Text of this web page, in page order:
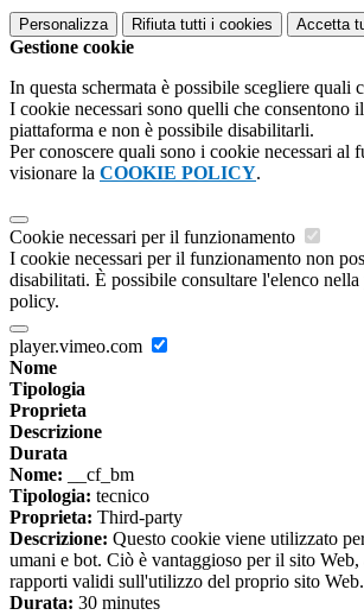
Personalizza Rifiuta tutti i cookies Accetta
Gestione cookie
In questa schermata è possibile scegliere quali
I cookie necessari sono quelli che consentono
piattaforma e non è possibile disabilitarli.
Per conoscere quali sono i cookie necessari al
visionare la COOKIE POLICY.
Cookie necessari per il funzionamento
I cookie necessari per il funzionamento non
disabilitati. È possibile consultare l'elenco
policy.
player.vimeo.com
Nome
Tipologia
Proprieta
Descrizione
Durata
Nome: __cf_bm
Tipologia: tecnico
Proprieta: Third-party
Descrizione: Questo cookie viene utilizzato
umani e bot. Ciò è vantaggioso per il sito
rapporti validi sull'utilizzo del proprio sito Web.
Durata: 30 minutes